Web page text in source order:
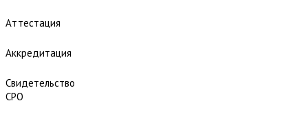
Аттестация
Аккредитация
Свидетельство
СРО